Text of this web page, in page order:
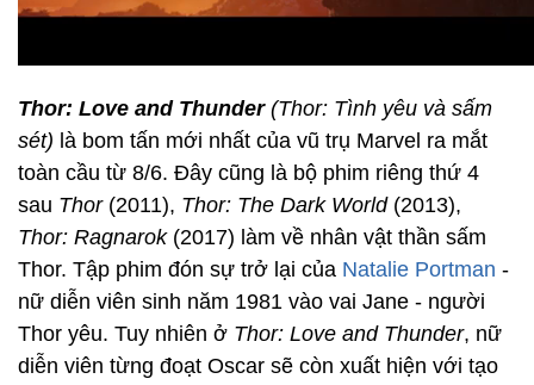
Thor: Love and Thunder(Thor: Tình yêu và sấm
sét) là bom tấn mới nhất của vũ trụ Marvel ra mắt
toàn cầu từ 8/6. Đây cũng là bộ phim riêng thứ 4
sau Thor(2011), Thor: The Dark World (2013),
Thor: Ragnarok (2017) làm về nhân vật thần sấm
Thor. Tập phim đón sự trở lại của Natalie Portman -
nữ diễn viên sinh năm 1981 vào vai Jane - người
Thor yêu. Tuy nhiên ở Thor: Love and Thunder, nữ
diễn viên từng đoạt Oscar sẽ còn xuất hiện với tạo